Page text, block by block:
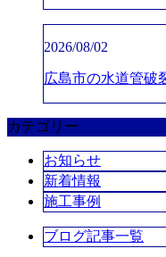
2026/08/02
広島市の水道管破
カテゴリー
お知らせ
新着情報
施工事例
ブログ記事一覧